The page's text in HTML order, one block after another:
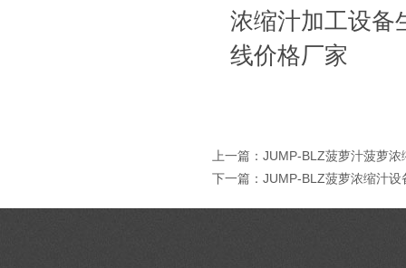
浓缩汁加工设备
线价格厂家
上一篇： JUMP-BLZ菠萝汁菠萝浓
下一篇： JUMP-BLZ菠萝浓缩汁设